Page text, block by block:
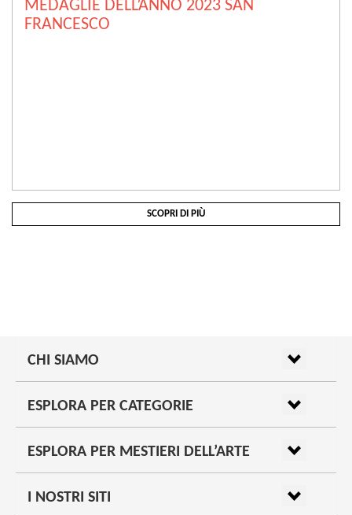
MEDAGLIE DELL’ANNO 2023 SAN
FRANCESCO
SCOPRI DI PIÙ
CHI SIAMO
ESPLORA PER CATEGORIE
ESPLORA PER MESTIERI DELL’ARTE
I NOSTRI SITI